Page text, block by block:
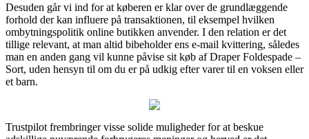
Desuden går vi ind for at køberen er klar over de grundlæggende
forhold der kan influere på transaktionen, til eksempel hvilken
ombytningspolitik online butikken anvender. I den relation er det
tillige relevant, at man altid bibeholder ens e-mail kvittering, således
man en anden gang vil kunne påvise sit køb af Draper Foldespade –
Sort, uden hensyn til om du er på udkig efter varer til en voksen eller
et barn.
Trustpilot frembringer visse solide muligheder for at beskue